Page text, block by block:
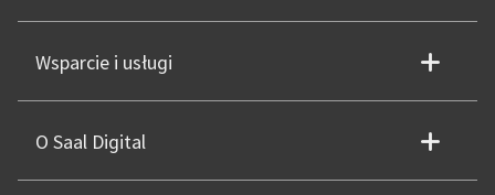
Wsparcie i usługi
O Saal Digital